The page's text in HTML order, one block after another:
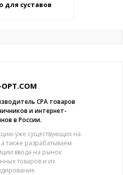
для суставов
OPT.COM
CPA товаров
и интернет-
в России.
уже существующих на
также разрабатываем
ввода на рынок
товаров и их